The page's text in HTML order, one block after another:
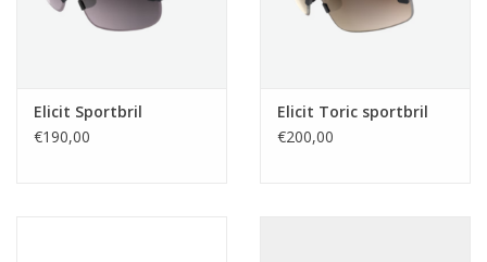
Elicit Sportbril
€190,00
Elicit Toric sportbril
€200,00